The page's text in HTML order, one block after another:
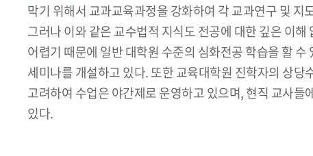
막기 위해서 교과교육과정을 강화하여 각 교과연구 및 지
그러나 이와 같은 교수법적 지식도 전공에 대한 깊은 이해
어렵기 때문에 일반 대학원 수준의 심화전공 학습을 할 수
세미나를 개설하고 있다. 또한 교육대학원 진학자의 상당
고려하여 수업은 야간제로 운영하고 있으며, 현직 교사들
있다.